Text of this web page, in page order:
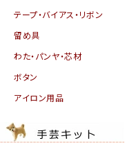
テープ・バイアス・リボン
留め具
わた・パンヤ・芯材
ボタン
アイロン用品